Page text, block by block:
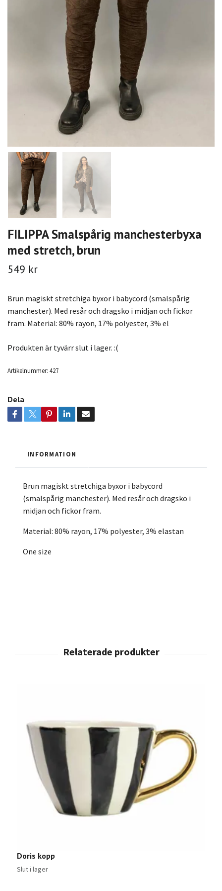
FILIPPA Smalspårig manchesterbyxa
med stretch, brun
549 kr
Brun magiskt stretchiga byxor i babycord (smalspårig
manchester). Med resår och dragsko i midjan och fickor
fram. Material: 80% rayon, 17% polyester, 3% el
Produkten är tyvärr slut i lager. :(
Artikelnummer: 427
Dela
INFORMATION
Brun magiskt stretchiga byxor i babycord
(smalspårig manchester). Med resår och dragsko i
midjan och fickor fram.
Material: 80% rayon, 17% polyester, 3% elastan
One size
Doris kopp
Slut i lager